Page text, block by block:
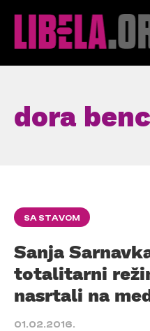
dora benc
SA STAVOM
Sanja
totalitarni
nasrtali na
01.02.2016.